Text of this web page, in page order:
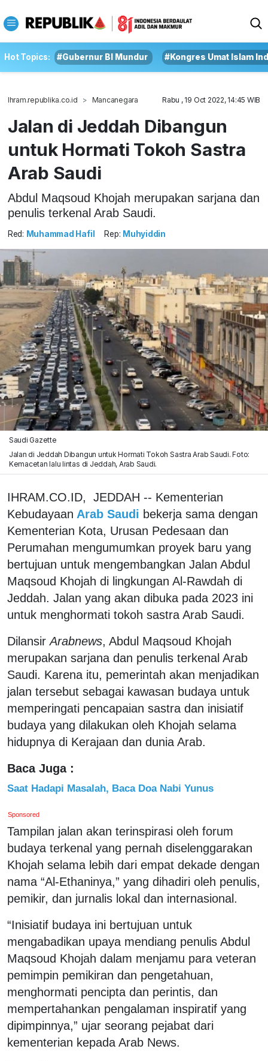
Hot Topics: #Gubernur BI Mundur #Kongres Umat Islam
Ihram.republika.co.id Mancanegara Rabu , 19 Oct 2022, 14:45 WIB
Jalan di Jeddah Dibangun
untuk Hormati Tokoh Sastra
Arab Saudi
Abdul Maqsoud Khojah merupakan sarjana dan
penulis terkenal Arab Saudi.
Red: Muhammad Hafil Rep: Muhyiddin
Saudi Gazette
Jalan di Jeddah Dibangun untuk Hormati Tokoh Sastra Arab Saudi. Foto:
Kemacetan lalu lintas di Jeddah, Arab Saudi.
IHRAM.CO.ID, JEDDAH -- Kementerian
Kebudayaan Arab Saudi bekerja sama dengan
Kementerian Kota, Urusan Pedesaan dan
Perumahan mengumumkan proyek baru yang
bertujuan untuk mengembangkan Jalan Abdul
Maqsoud Khojah di lingkungan Al-Rawdah di
Jeddah. Jalan yang akan dibuka pada 2023 ini
untuk menghormati tokoh sastra Arab Saudi.
DilansirArabnews, Abdul Maqsoud Khojah
merupakan sarjana dan penulis terkenal Arab
Saudi. Karena itu, pemerintah akan menjadikan
jalan tersebut sebagai kawasan budaya untuk
memperingati pencapaian sastra dan inisiatif
budaya yang dilakukan oleh Khojah selama
hidupnya di Kerajaan dan dunia Arab.
Baca Juga :
Saat Hadapi Masalah, Baca Doa Nabi Yunus
Sponsored
Tampilan jalan akan terinspirasi oleh forum
budaya terkenal yang pernah diselenggarakan
Khojah selama lebih dari empat dekade dengan
nama “Al-Ethaninya,” yang dihadiri oleh penulis,
pemikir, dan jurnalis lokal dan internasional.
“Inisiatif budaya ini bertujuan untuk
mengabadikan upaya mendiang penulis Abdul
Maqsoud Khojah dalam menjamu para veteran
pemimpin pemikiran dan pengetahuan,
menghormati pencipta dan perintis, dan
mempertahankan pengalaman inspiratif yang
dipimpinnya,” ujar seorang pejabat dari
kementerian kepada Arab News.